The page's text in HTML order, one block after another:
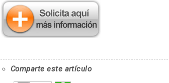
Comparte este artículo